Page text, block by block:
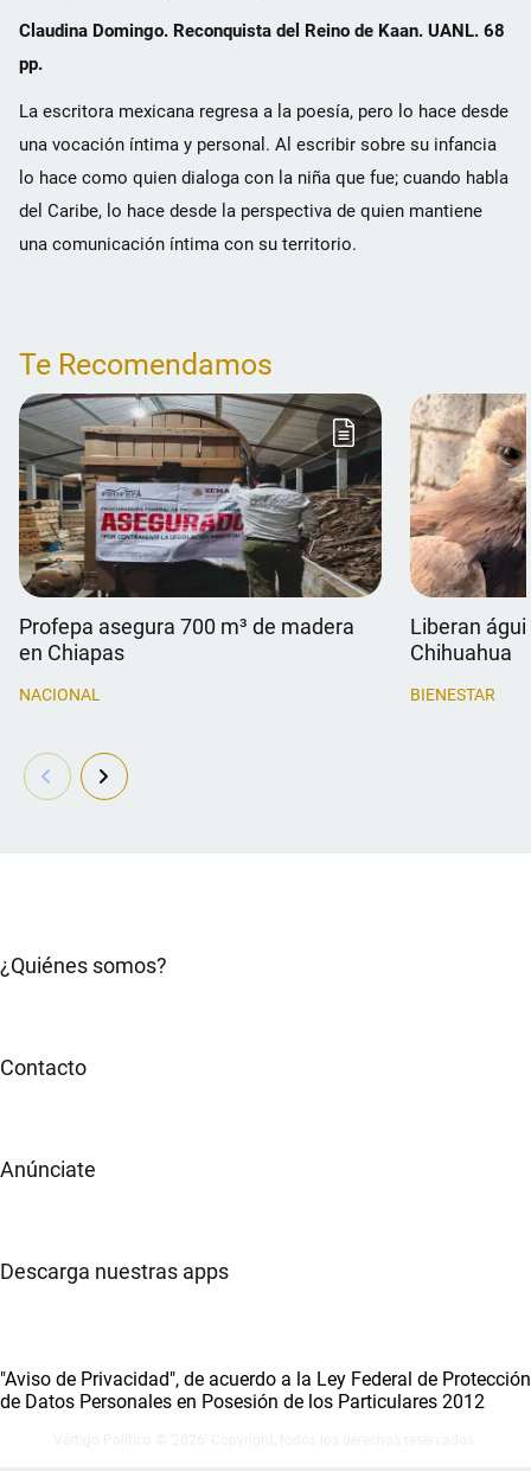
Claudina Domingo. Reconquista del Reino de Kaan. UANL. 68
pp.
La escritora mexicana regresa a la poesía, pero lo hace desde
una vocación íntima y personal. Al escribir sobre su infancia
lo hace como quien dialoga con la niña que fue; cuando habla
del Caribe, lo hace desde la perspectiva de quien mantiene
una comunicación íntima con su territorio.
Te Recomendamos
Profepa asegura 700 m³ de madera
en Chiapas
NACIONAL
Liberan
Chihuahua
BIENESTAR
¿Quiénes somos?
Contacto
Anúnciate
Descarga nuestras apps
"Aviso de Privacidad", de acuerdo a la Ley Federal de Protección
de Datos Personales en Posesión de los Particulares 2012